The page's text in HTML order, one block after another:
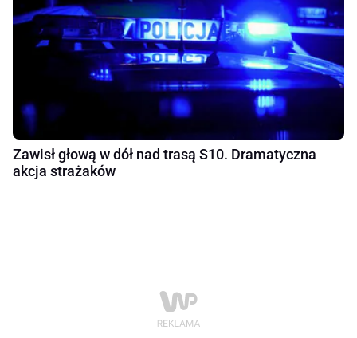
Zawisł głową w dół nad trasą S10. Dramatyczna
akcja strażaków